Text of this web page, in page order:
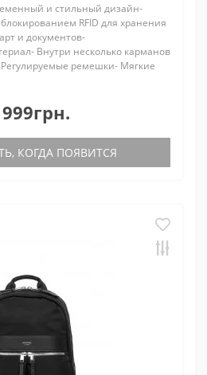
и стильный дизайн-
RFID для хранения
и документов-
Внутри несколько карманов
Регулируемые ремешки- Мягкие
КОГДА ПОЯВИТСЯ